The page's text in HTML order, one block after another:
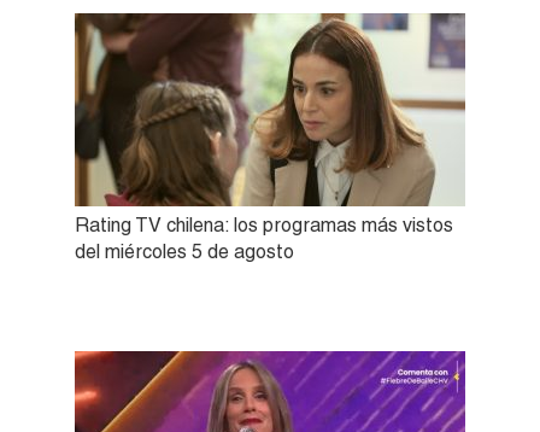
Rating TV chilena: los programas más vistos
del miércoles 5 de agosto